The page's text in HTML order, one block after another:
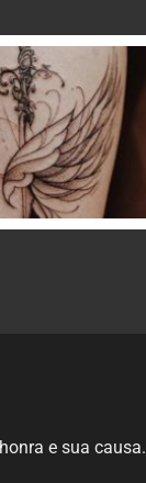
e sua causa.